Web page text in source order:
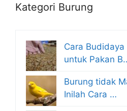
Kategori Burung
Cara
untuk Pakan
Burung tidak
Inilah Cara …